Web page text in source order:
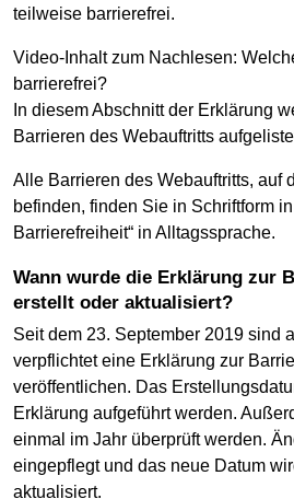
teilweise barrierefrei.
Video-Inhalt zum Nachlesen:
barrierefrei?
In diesem Abschnitt der Erklärung
Barrieren des Webauftritts
Alle Barrieren des Webauftritts, auf
befinden, finden Sie in Schriftform
Barrierefreiheit“ in Alltagssprache.
Wann wurde die Erklärung zur Barrierefreiheit
erstellt oder aktualisiert?
Seit dem 23. September 2019 sind
verpflichtet eine Erklärung zur
veröffentlichen. Das
Erklärung aufgeführt werden.
einmal im Jahr überprüft werden.
eingepflegt und das neue Datum
aktualisiert.